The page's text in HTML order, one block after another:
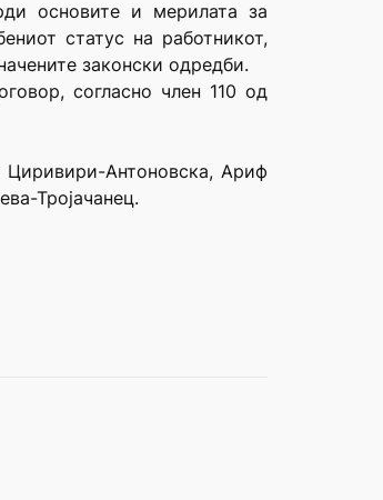
основите и мерилата за
статус на работникот,
законски одредби.
согласно член 110 од
Антоновска, Ариф
Тројачанец.